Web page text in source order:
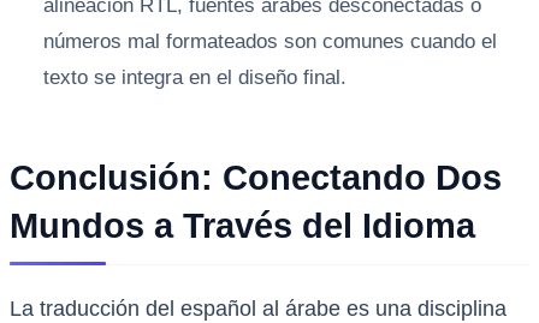
alineación RTL, fuentes árabes desconectadas o
números mal formateados son comunes cuando el
texto se integra en el diseño final.
Conclusión: Conectando Dos
Mundos a Través del Idioma
La traducción del español al árabe es una disciplina